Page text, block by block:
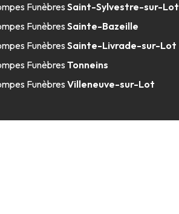
FunèbresSaint-Sylvestre-sur-Lot
FunèbresSainte-Bazeille
FunèbresSainte-Livrade-sur-Lot
FunèbresTonneins
FunèbresVilleneuve-sur-Lot